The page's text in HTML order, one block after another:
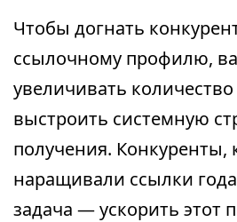
Чтобы догнать
ссылочному профилю,
увеличивать
выстроить системную
получения. Конкуренты,
наращивали ссылки
задача — ускорить этот